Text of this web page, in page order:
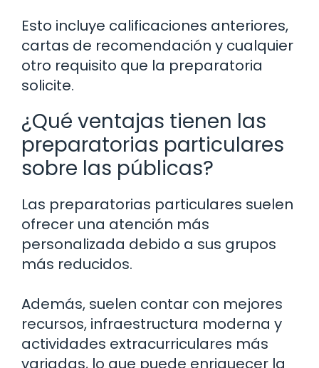
Esto incluye calificaciones anteriores,
cartas de recomendación y cualquier
otro requisito que la preparatoria
solicite.
¿Qué ventajas tienen las
preparatorias particulares
sobre las públicas?
Las preparatorias particulares suelen
ofrecer una atención más
personalizada debido a sus grupos
más reducidos.
Además, suelen contar con mejores
recursos, infraestructura moderna y
actividades extracurriculares más
variadas, lo que puede enriquecer la